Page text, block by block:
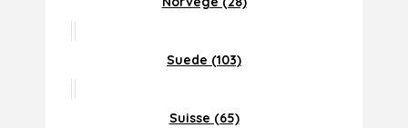
Suede (103)
Suisse (65)